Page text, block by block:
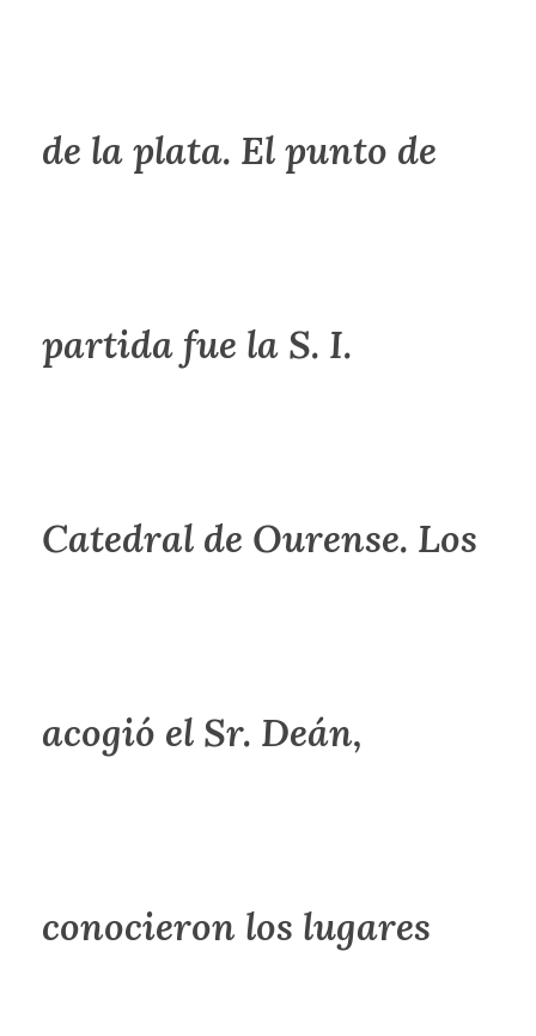
de la plata. El punto de
partida fue la S. I.
Catedral de Ourense. Los
acogió el Sr. Deán,
conocieron los lugares